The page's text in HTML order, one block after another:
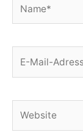
Mail-